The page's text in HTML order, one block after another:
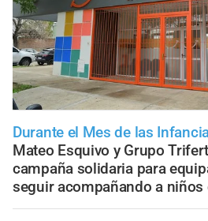
Durante el Mes de las
Mateo Esquivo y Grupo
campaña solidaria para
seguir acompañando a niños